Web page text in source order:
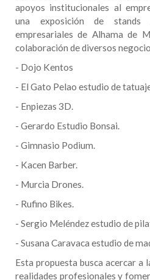
apoyos institucionales al
una exposición de stands
empresariales de Alhama de
colaboración de diversos
- Dojo Kentos
- El Gato Pelao estudio de
- Enpiezas 3D.
- Gerardo Estudio Bonsai.
- Gimnasio Podium.
- Kacen Barber.
- Murcia Drones.
- Rufino Bikes.
- Sergio Meléndez estudio de
- Susana Caravaca estudio de
Esta propuesta busca acercar a
realidades profesionales y